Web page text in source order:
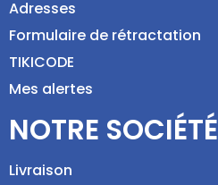
Adresses
Formulaire de rétractation
TIKICODE
Mes alertes
NOTRE SOCIÉTÉ
Livraison